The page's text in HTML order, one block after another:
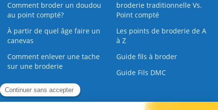
Comment broder un doudou
au point compté?
broderie traditionnelle Vs.
Point compté
À partir de quel âge faire un
canevas
Les points de broderie de A
à Z
Comment enlever une tache
sur une broderie
Guide fils à broder
Guide Fils DMC
Guide de la Broderie